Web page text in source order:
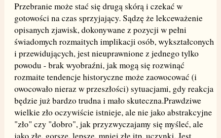
Przebranie może stać się drugą skórą i czekać w
gotowości na czas sprzyjający. Sądzę że lekceważenie
opisanych zjawisk, dokonywane z pozycji w pełni
świadomych rozmaitych implikacji osób, wykształconych
i przewidujących, jest nieuprawnione z jednego tylko
powodu - brak wyobraźni, jak mogą się rozwinąć
rozmaite tendencje historyczne może zaowocować (i
owocowało nieraz w przeszłości) sytuacjami, gdy reakcja
będzie już bardzo trudna i mało skuteczna.Prawdziwe
wielkie zło oczywiście istnieje, ale nie jako abstrakcyjne
"zło" czy "dobro", jak przyzwyczajamy się myśleć, ale